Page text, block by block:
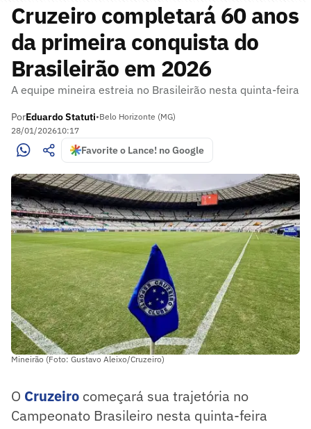
Cruzeiro completará 60 anos
da primeira conquista do
Brasileirão em 2026
A equipe mineira estreia no Brasileirão nesta quinta-feira
PorEduardo Statuti•Belo Horizonte (MG)
28/01/202610:17
Favorite o Lance! no Google
Mineirão (Foto: Gustavo Aleixo/Cruzeiro)
O Cruzeiro começará sua trajetória no
Campeonato Brasileiro nesta quinta-feira